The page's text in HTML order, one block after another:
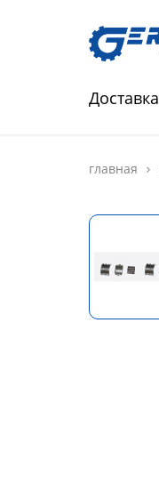
Доставка
главная